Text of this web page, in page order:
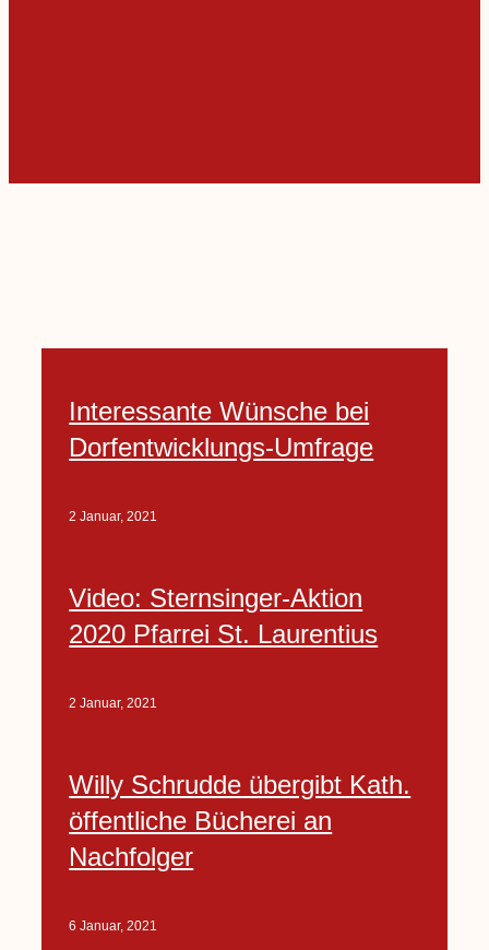
Interessante Wünsche bei
Dorfentwicklungs-Umfrage
2 Januar, 2021
Video: Sternsinger-Aktion
2020 Pfarrei St. Laurentius
2 Januar, 2021
Willy Schrudde übergibt Kath.
öffentliche Bücherei an
Nachfolger
6 Januar, 2021